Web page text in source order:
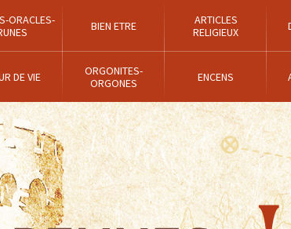
ORACLES-
BIEN ETRE
ARTICLES
RELIGIEUX
DE VIE
ORGONITES-
ORGONES
ENCENS